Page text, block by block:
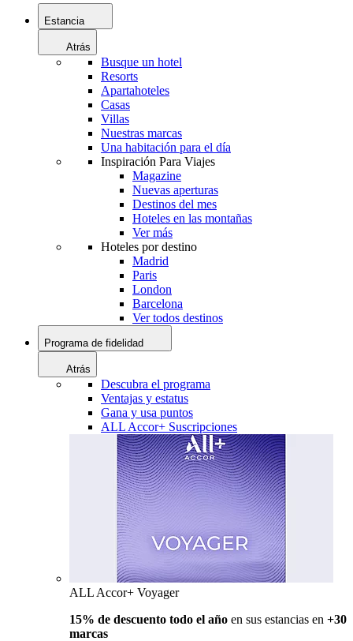
Estancia
Atrás
Busque un hotel
Resorts
Apartahoteles
Casas
Villas
Nuestras marcas
Una habitación para el día
Inspiración Para Viajes
Magazine
Nuevas aperturas
Destinos del mes
Hoteles en las montañas
Ver más
Hoteles por destino
Madrid
Paris
London
Barcelona
Ver todos destinos
Programa de fidelidad
Atrás
Descubra el programa
Ventajas y estatus
Gana y usa puntos
ALL Accor+ Suscripciones
ALL Accor+ Voyager
15% de descuento todo el año en sus estancias en +30
marcas